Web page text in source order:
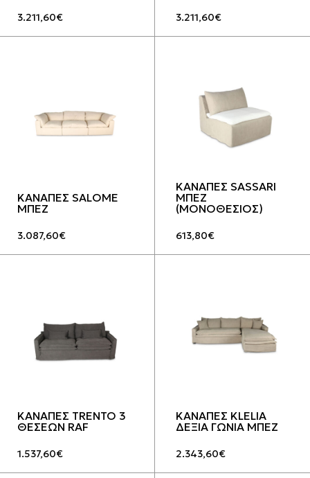
3.211,60€ 3.211,60€
ΚΑΝΑΠΕΣ SALOME
ΜΠΕΖ
3.087,60€
ΚΑΝΑΠΕΣ SASSARI
ΜΠΕΖ
(ΜΟΝΟΘΕΣΙΟΣ)
613,80€
ΚΑΝΑΠΕΣ TRENTO 3
ΘΕΣΕΩΝ RAF
1.537,60€
ΚΑΝΑΠΕΣ KLELIA
ΔΕΞΙΑ ΓΩΝΙΑ ΜΠΕΖ
2.343,60€